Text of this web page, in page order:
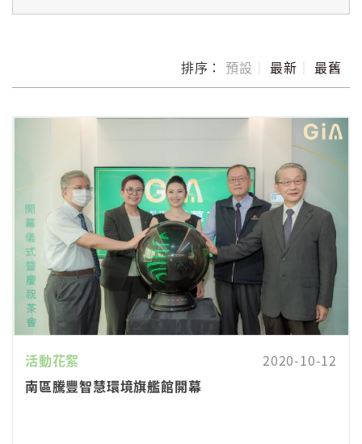
排序：預設 最新 最舊
活動花絮
2020-10-12
南區騰豐智慧環境旗艦館開幕